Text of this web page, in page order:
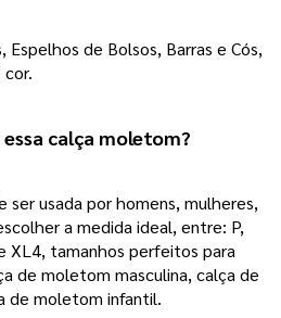
Espelhos de Bolsos, Barras e Cós,
cor.
calça moletom?
ser usada por homens, mulheres,
a medida ideal, entre: P,
XL4, tamanhos perfeitos para
de moletom masculina, calça de
de moletom infantil.